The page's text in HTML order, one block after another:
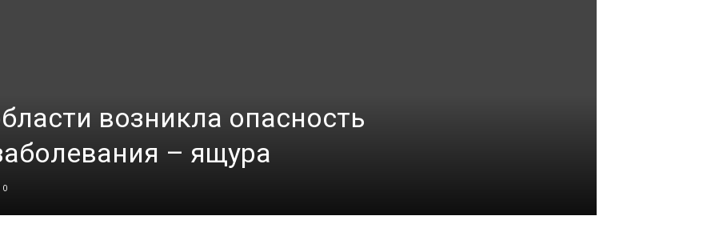
возникла опасность
– ящура
0